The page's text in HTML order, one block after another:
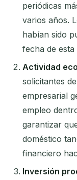
periódicas
varios años.
habían sido
fecha de
Actividad
solicitantes
empresarial
empleo
garantizar
doméstico
financiero
Inversión